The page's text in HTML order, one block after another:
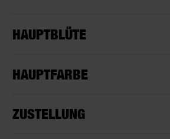
HAUPTBLÜTE
HAUPTFARBE
ZUSTELLUNG